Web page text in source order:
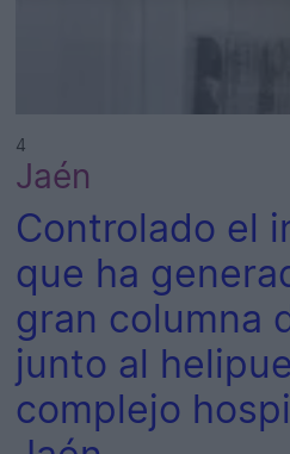
4
Jaén
Controlado el
que ha
gran columna
junto al
complejo